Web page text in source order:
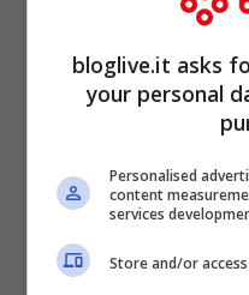
— 🌙💙🧸
January 23,
bloglive.it asks
your personal
Personalised
content
services
Store and/or